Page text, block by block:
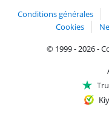
Conditions générales
Cookies
© 1999 - 2026 -